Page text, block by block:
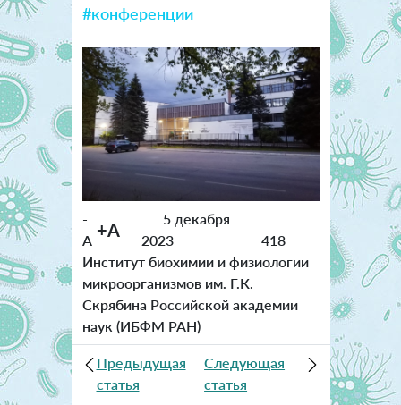
#конференции
-
A +A
5 декабря
2023
418
Институт биохимии и физиологии
микроорганизмов им. Г.К.
Скрябина Российской академии
наук (ИБФМ РАН)
Предыдущая
статья
Следующая
статья